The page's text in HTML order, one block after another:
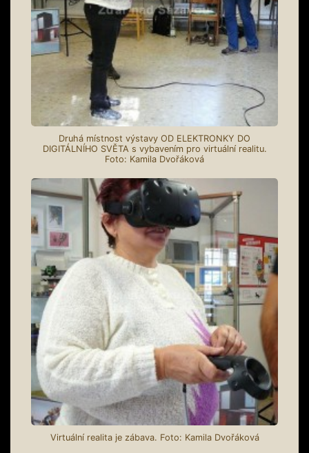
Druhá místnost výstavy OD ELEKTRONKY DO
DIGITÁLNÍHO SVĚTA s vybavením pro virtuální realitu.
Foto: Kamila Dvořáková
Virtuální realita je zábava. Foto: Kamila Dvořáková